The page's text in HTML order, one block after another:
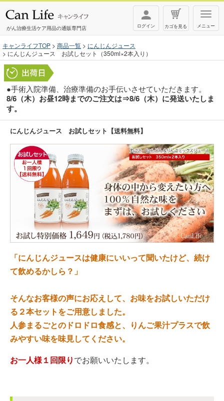
T
o
g
n
g
a
t
i
o
n
メニュー
カゴを見る
ログイン
がん治療生活ケア用品の通販専門店
キャンライフTOP 商品一覧
にんじんジュース
にんじんジュース お試しセット（350ml×2本入り）
●手術入院準備、治療準備のお手伝いさせていただきます。
8/6（木）お昼12時までのご注文は⇒8/6（木）に発送いたしま
す。
にんじんジュース お試しセット【送料無料】
「にんじんジュースは健康にいいって聞いたけど、続け
て飲めるかしら？」
そんなお客様の声にお応えして、お味をお試しいただけ
る２本セットをご用意しました。
人参まるごとのドロドロ食感と、りんご果汁プラスで飲
みやすい味を味見してください。
お一人様１回限りでお願いいたします。